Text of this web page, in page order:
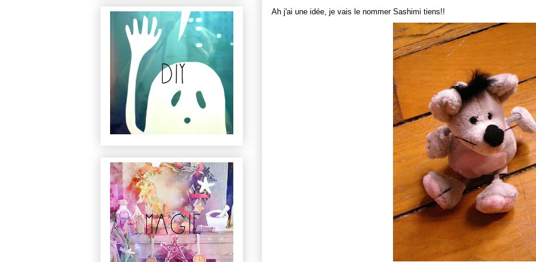
Ah j'ai une idée, je vais le nommer Sashimi tiens!!